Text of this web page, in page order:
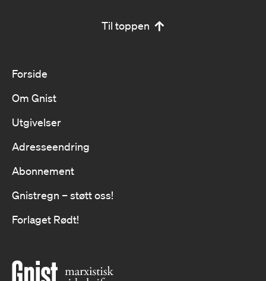
Til toppen
Forside
Om Gnist
Utgivelser
Adresseendring
Abonnement
Gnistregn – støtt oss!
Forlaget Rødt!